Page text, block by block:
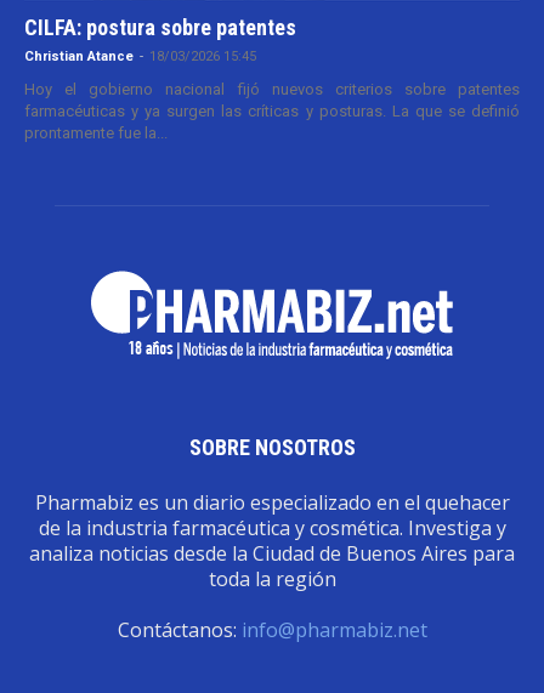
CILFA: postura sobre patentes
Christian Atance - 18/03/2026 15:45
Hoy el gobierno nacional fijó nuevos criterios sobre patentes
farmacéuticas y ya surgen las críticas y posturas. La que se definió
prontamente fue la...
SOBRE NOSOTROS
Pharmabiz es un diario especializado en el quehacer
de la industria farmacéutica y cosmética. Investiga y
analiza noticias desde la Ciudad de Buenos Aires para
toda la región
Contáctanos: info@pharmabiz.net